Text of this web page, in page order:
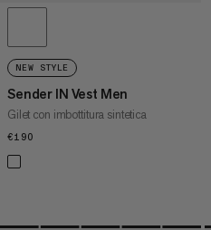
NEW STYLE
Sender IN Vest Men
Gilet con imbottitura sintetica
€190